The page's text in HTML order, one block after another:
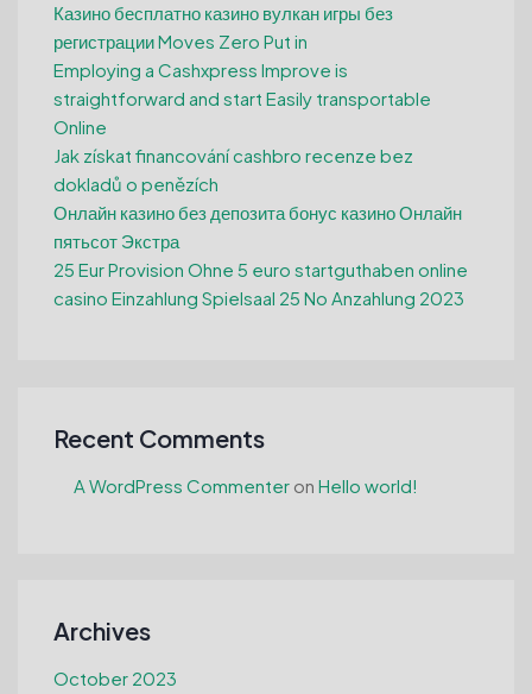
Казино бесплатно казино вулкан игры без
регистрации Moves Zero Put in
Employing a Cashxpress Improve is
straightforward and start Easily transportable
Online
Jak získat financování cashbro recenze bez
dokladů o penězích
Онлайн казино без депозита бонус казино Онлайн
пятьсот Экстра
25 Eur Provision Ohne 5 euro startguthaben online
casino Einzahlung Spielsaal 25 No Anzahlung 2023
Recent Comments
A WordPress Commenter on Hello world!
Archives
October 2023